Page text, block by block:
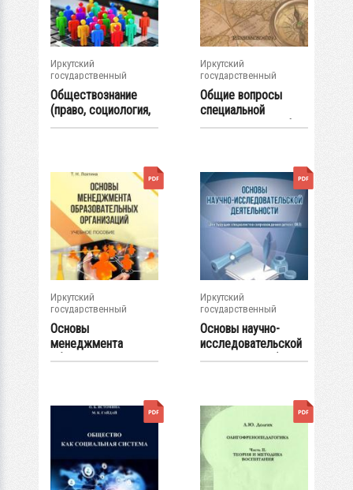
Иркутский
государственный
университет
Обществознание
(право, социология,
культурология...
Иркутский
государственный
университет
Общие вопросы
специальной
методики географии
Иркутский
государственный
университет
Основы
менеджмента
образовательных
Иркутский
государственный
университет
Основы научно-
исследовательской
деятельности (для...